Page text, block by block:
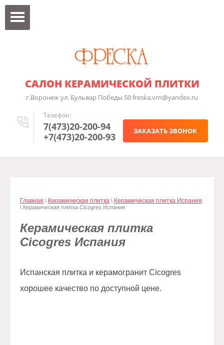
САЛОН КЕРАМИЧЕСКОЙ ПЛИТКИ
г.Воронеж ул. Бульвар Победы 50 freska.vrn@yandex.ru
Телефон:
7(473)20-200-94
+7(473)20-200-93
ЗАКАЗАТЬ ЗВОНОК
Главная \ Керамическая плитка \ Керамическая плитка Испания
\ Керамическая плитка Cicogres Испания
Керамическая плитка
Cicogres Испания
Испанская плитка и керамогранит Cicogres
хорошее качество по доступной цене.